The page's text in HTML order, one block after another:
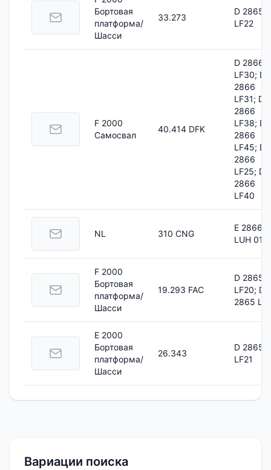
Бортовая
платформа/
Шасси
33.273
D 2865
LF22
F 2000
Самосвал
40.414 DFK
D 2866
LF30; D
2866
LF31; D
2866
LF38; D
2866
LF45; D
2866
LF25; D
2866
LF40
NL 310 CNG
E 2866
LUH 01
F 2000
Бортовая
платформа/
Шасси
19.293 FAC
D 2865
LF20; D
2865
E 2000
Бортовая
платформа/
Шасси
26.343
D 2865
LF21
Вариации поиска